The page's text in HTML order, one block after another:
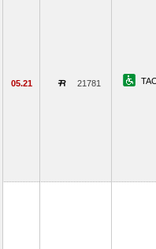
05.21 21781